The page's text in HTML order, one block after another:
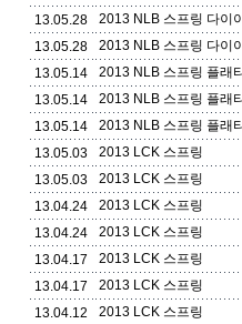
13.05.28
2013 NLB 스프링 다이
13.05.28
2013 NLB 스프링 다이
13.05.14
2013 NLB 스프링 플래
13.05.14
2013 NLB 스프링 플래
13.05.14
2013 NLB 스프링 플래
13.05.03
2013 LCK 스프링
13.05.03
2013 LCK 스프링
13.04.24
2013 LCK 스프링
13.04.24
2013 LCK 스프링
13.04.17
2013 LCK 스프링
13.04.17
2013 LCK 스프링
13.04.12
2013 LCK 스프링